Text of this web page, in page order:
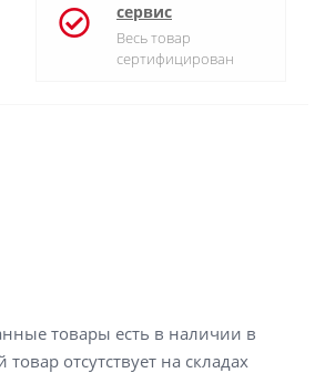
сервис
Весь товар
сертифицирован
товары есть в наличии в
отсутствует на складах